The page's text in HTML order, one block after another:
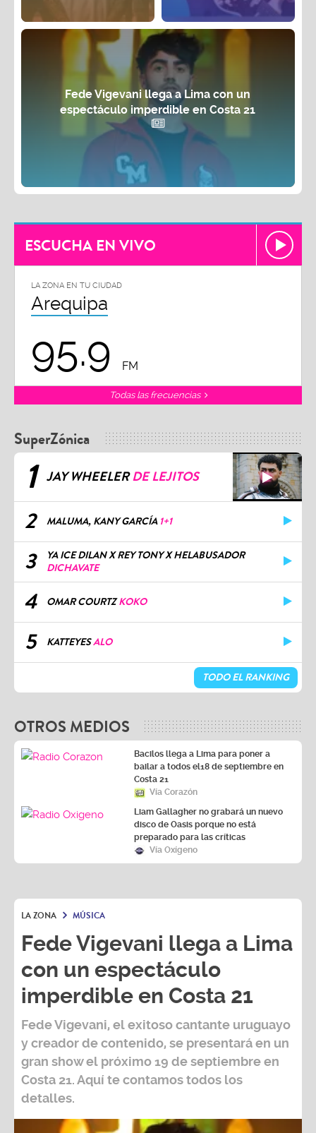
Fede Vigevani llega a Lima con un
espectáculo imperdible en Costa 21
ESCUCHA EN VIVO
LA ZONA EN TU CIUDAD
Arequipa
95.9 FM
Todas las frecuencias
SuperZónica
1 JAY WHEELERDE LEJITOS
2 MALUMA, KANY GARCÍA 1+1
3
YA ICE DILAN X REY TONY X HELABUSADOR
DICHAVATE
4 OMAR COURTZKOKO
5 KATTEYESALO
TODO EL RANKING
OTROS MEDIOS
Bacilos llega a Lima para poner a
bailar a todos el18 de septiembre en
Costa 21
Vía Corazón
Liam Gallagher no grabará un nuevo
disco de Oasis porque no está
preparado para las críticas
Vía Oxígeno
LA ZONA MÚSICA
Fede Vigevani llega a Lima
con un espectáculo
imperdible en Costa 21
Fede Vigevani, el exitoso cantante uruguayo
y creador de contenido, se presentará en un
gran show el próximo 19 de septiembreen
Costa 21. Aquí te contamos todos los
detalles.